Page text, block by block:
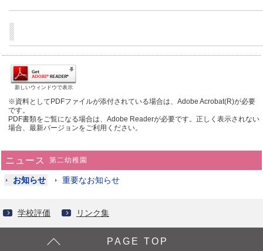
新しいウィンドウで表示
※資料としてPDFファイルが添付されている場合は、Adobe Acrobat(R)が必要
です。
PDF書類をご覧になる場合は、Adobe Readerが必要です。正しく表示されない
場合、最新バージョンをご利用ください。
ニュース 第二幼稚園
お知らせ 重要なお知らせ
学校評価 リンク集
PAGE TOP